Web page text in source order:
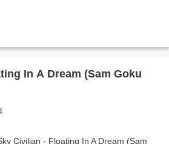
In A Dream (Sam Goku